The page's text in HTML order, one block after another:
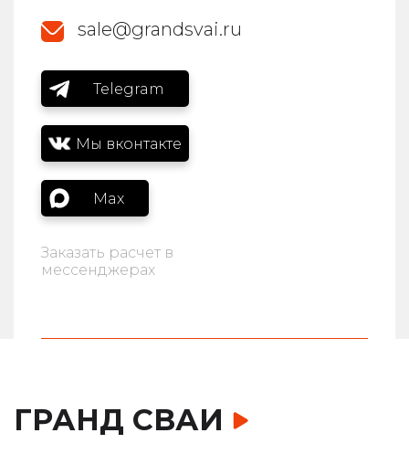
sale@grandsvai.ru
Telegram
Мы вконтакте
Max
Заказать расчет в
мессенджерах
ГРАНД СВАИ